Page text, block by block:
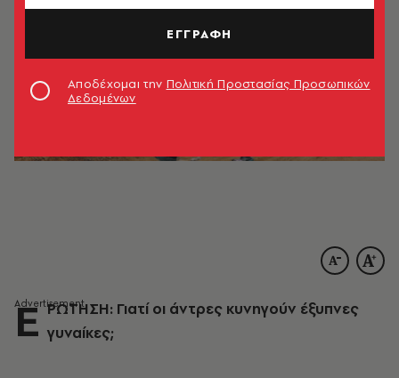
E PΩTHΣH: Γιατί οι άντρες κυνηγούν έξυπνες
γυναίκες;
ΕΓΓΡΑΦΗ
Αποδέχομαι την Πολιτική Προστασίας Προσωπικών
Δεδομένων